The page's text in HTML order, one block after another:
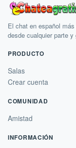
El chat en español
desde cualquier parte
PRODUCTO
Salas
Crear cuenta
COMUNIDAD
Amistad
INFORMACIÓN